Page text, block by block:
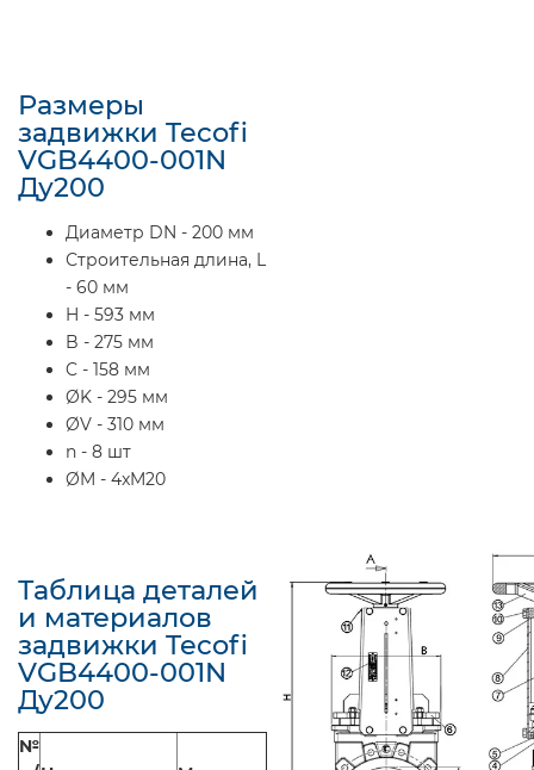
Размеры
задвижки Tecofi
VGB4400-001N
Ду200
Диаметр DN - 200 мм
Строительная длина, L
- 60 мм
H - 593 мм
B - 275 мм
C - 158 мм
ØK - 295 мм
ØV - 310 мм
n - 8 шт
ØM - 4xM20
Таблица деталей
и материалов
задвижки Tecofi
VGB4400-001N
Ду200
№